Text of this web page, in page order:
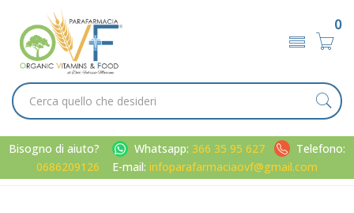
0
Bisogno di aiuto? Whatsapp: 366 35 95 627
Telefono:
0686209126
E-mail: infoparafarmaciaovf@gmail.com